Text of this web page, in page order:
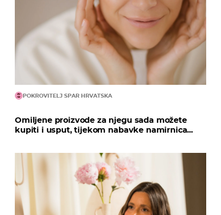
POKROVITELJ SPAR HRVATSKA
Omiljene proizvode za njegu sada možete
kupiti i usput, tijekom nabavke namirnica...